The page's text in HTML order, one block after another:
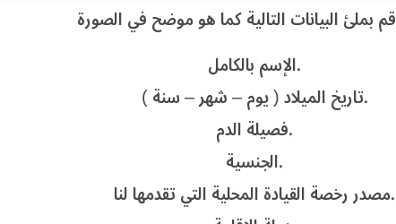
قم بملئ البيانات التالية كما هو موضح في الصورة
الإسم بالكامل.
تاريخ الميلاد ( يوم – شهر – سنة ).
فصيلة الدم.
الجنسية.
مصدر رخصة القيادة المحلية التي تقدمها لنا.